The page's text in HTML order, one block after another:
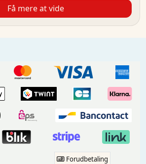
Få mere at vide
Forudbetaling